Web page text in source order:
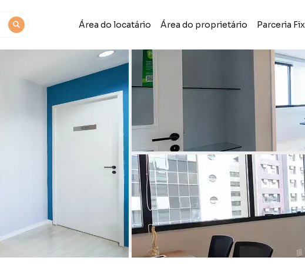
Área do locatário Área do proprietário Parceria Fix